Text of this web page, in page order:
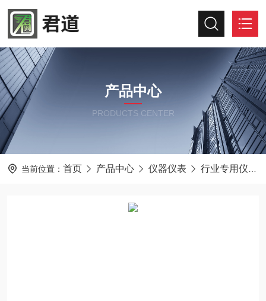
产品中心
PRODUCTS CENTER
当前位置： 首页 产品中心 仪器仪表 行业专用仪器仪表